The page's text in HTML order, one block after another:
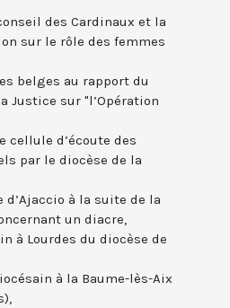
des Cardinaux et la
sur le rôle des femmes
belges au rapport du
Justice sur "l’Opération
cellule d’écoute des
par le diocèse de la
d’Ajaccio à la suite de la
un diacre,
à Lourdes du diocèse de
à la Baume-lès-Aix